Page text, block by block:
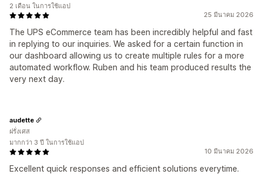
25 มีนาคม 2026
The UPS eCommerce team has been incredibly helpful and fast
in replying to our inquiries. We asked for a certain function in
our dashboard allowing us to create multiple rules for a more
automated workflow. Ruben and his team produced results the
very next day.
2 เดือน ในการใช้แอป
10 มีนาคม 2026
Excellent quick responses and efficient solutions everytime.
audette
ฝรั่งเศส
มากกว่า 3 ปี ในการใช้แอป